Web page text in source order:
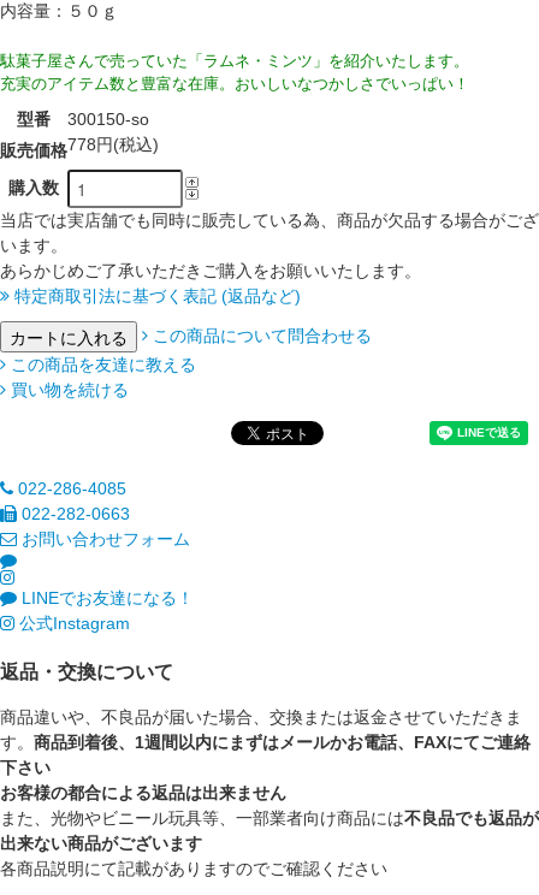
内容量：５０ｇ
駄菓子屋さんで売っていた「ラムネ・ミンツ」を紹介いたします。
充実のアイテム数と豊富な在庫。おいしいなつかしさでいっぱい！
型番
300150-so
販売価格778円(税込)
購入数
当店では実店舗でも同時に販売している為、商品が欠品する場合がござ
います。
あらかじめご了承いただきご購入をお願いいたします。
特定商取引法に基づく表記 (返品など)
この商品について問合わせる
この商品を友達に教える
買い物を続ける
022-286-4085
022-282-0663
お問い合わせフォーム
LINEでお友達になる！
公式Instagram
返品・交換について
商品違いや、不良品が届いた場合、交換または返金させていただきま
す。 商品到着後、1週間以内にまずはメールかお電話、FAXにてご連絡
下さい
お客様の都合による返品は出来ません
また、光物やビニール玩具等、一部業者向け商品には不良品でも返品が
出来ない商品がございます
各商品説明にて記載がありますのでご確認ください